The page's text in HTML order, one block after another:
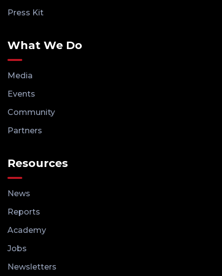
Press Kit
What We Do
Media
Events
Community
Partners
Resources
News
Reports
Academy
Jobs
Newsletters